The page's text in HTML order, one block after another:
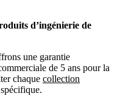
d’ingénierie de
une garantie
de 5 ans pour la
chaque collection